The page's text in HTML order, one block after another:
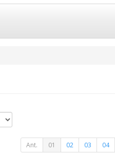
Ant. 01 02 03 04